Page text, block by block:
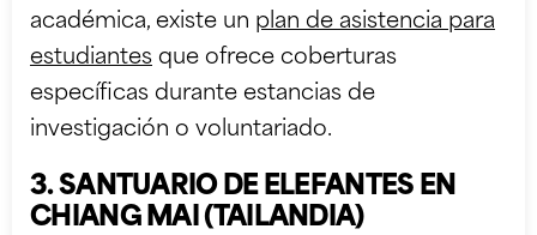
académica, existe un plan de asistencia para
estudiantes que ofrece coberturas
específicas durante estancias de
investigación o voluntariado.
3. SANTUARIO DE ELEFANTES EN
CHIANG MAI (TAILANDIA)